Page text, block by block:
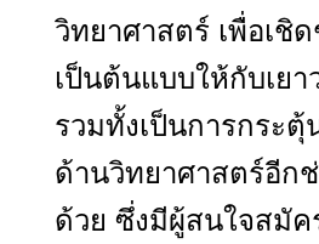
วิทยาศาสตร์ เพื่อเชิ
เป็นต้นแบบให้กับเย
รวมทั้งเป็นการกระตุ้
ด้านวิทยาศาสตร์อีก
ด้วย ซึ่งมีผู้สนใจสมัค